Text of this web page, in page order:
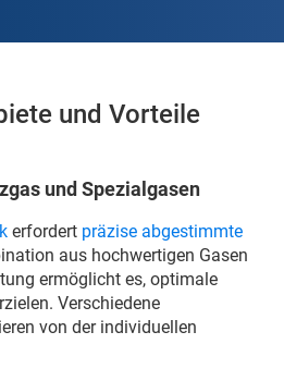
und Vorteile
und Spezialgasen
erfordert präzise abgestimmte
aus hochwertigen Gasen
ermöglicht es, optimale
Verschiedene
von der individuellen